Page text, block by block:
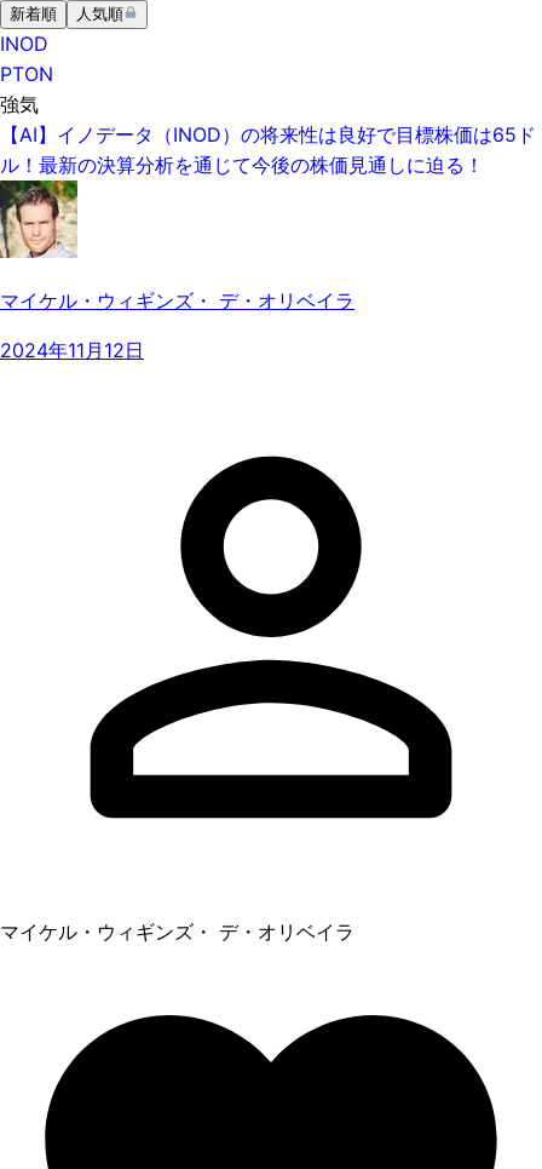
新着順 人気順
INOD
PTON
強気
【AI】イノデータ（INOD）の将来性は良好で目標株価は65ド
ル！最新の決算分析を通じて今後の株価見通しに迫る！
マイケル・ウィギンズ・ デ・オリベイラ
2024年11月12日
マイケル・ウィギンズ・ デ・オリベイラ